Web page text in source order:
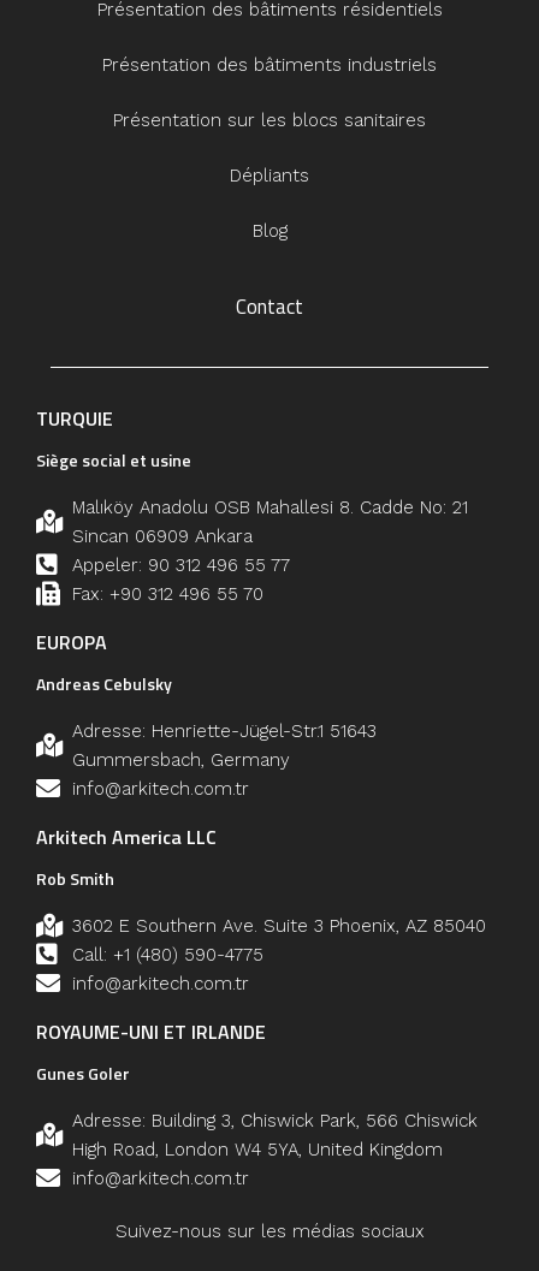
Présentation des bâtiments résidentiels
Présentation des bâtiments industriels
Présentation sur les blocs sanitaires
Dépliants
Blog
Contact
TURQUIE
Siège social et usine
Malıköy Anadolu OSB Mahallesi 8. Cadde No: 21
Sincan 06909 Ankara
Appeler: 90 312 496 55 77
Fax: +90 312 496 55 70
EUROPA
Andreas Cebulsky
Adresse: Henriette-Jügel-Str.1 51643
Gummersbach, Germany
info@arkitech.com.tr
Arkitech America LLC
Rob Smith
3602 E Southern Ave. Suite 3 Phoenix, AZ 85040
Call: +1 (480) 590-4775
info@arkitech.com.tr
ROYAUME-UNI ET IRLANDE
Gunes Goler
Adresse: Building 3, Chiswick Park, 566 Chiswick
High Road, London W4 5YA, United Kingdom
info@arkitech.com.tr
Suivez-nous sur les médias sociaux